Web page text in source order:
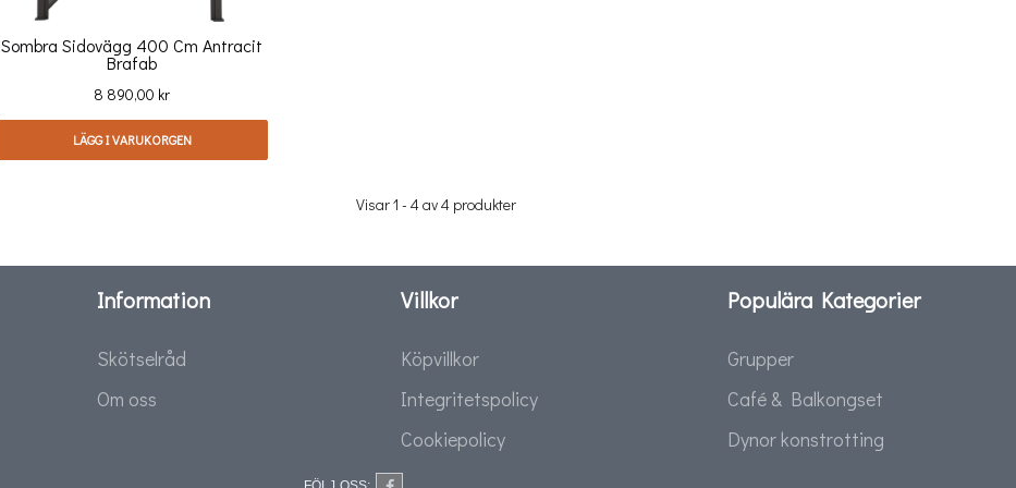
Sombra Sidovägg 400 Cm Antracit
Brafab
Pris
8 890,00 kr
LÄGG I VARUKORGEN
Visar 1 - 4 av 4 produkter
Information
Skötselråd
Om oss
Villkor
Köpvillkor
Integritetspolicy
Cookiepolicy
Populära Kategorier
Grupper
Café & Balkongset
Dynor konstrotting